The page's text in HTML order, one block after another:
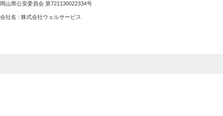
岡山県公安委員会 第721130022334号
会社名 : 株式会社ウェルサービス